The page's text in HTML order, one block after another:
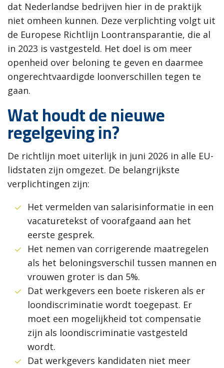
dat Nederlandse bedrijven hier in de praktijk
niet omheen kunnen. Deze verplichting volgt uit
de Europese Richtlijn Loontransparantie, die al
in 2023 is vastgesteld. Het doel is om meer
openheid over beloning te geven en daarmee
ongerechtvaardigde loonverschillen tegen te
gaan.
Wat houdt de nieuwe
regelgeving in?
De richtlijn moet uiterlijk in juni 2026 in alle EU-
lidstaten zijn omgezet. De belangrijkste
verplichtingen zijn:
Het vermelden van salarisinformatie in een
vacaturetekst of voorafgaand aan het
eerste gesprek.
Het nemen van corrigerende maatregelen
als het beloningsverschil tussen mannen en
vrouwen groter is dan 5%.
Dat werkgevers een boete riskeren als er
loondiscriminatie wordt toegepast. Er
moet een mogelijkheid tot compensatie
zijn als loondiscriminatie vastgesteld
wordt.
Dat werkgevers kandidaten niet meer